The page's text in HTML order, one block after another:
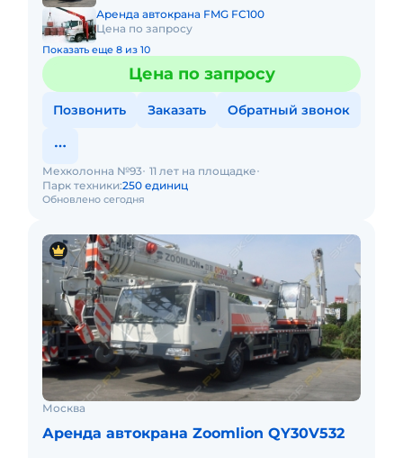
Аренда автокрана FMG FC100
Цена по запросу
Показать еще 8 из 10
Цена по запросу
Позвонить Заказать Обратный звонок
Обновлено сегодня
Мехколонна №93 11 лет на площадке
Парк техники:250 единиц
Москва
Аренда автокрана Zoomlion QY30V532